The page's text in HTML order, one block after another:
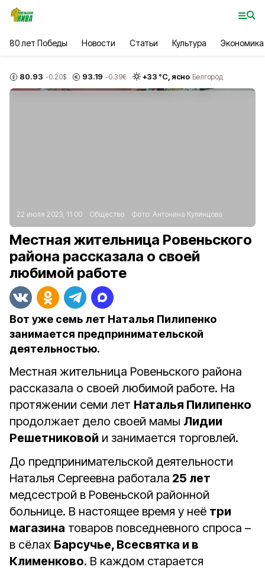
80 лет Победы Новости Статьи Культура Экономика
80.93 -0.20$ 93.19 -0.39€ +33 °С, ясно Белгород
22 июля 2023, 11:00 Общество Фото: Антонина Кулинцова
Местная жительница Ровеньского
района рассказала о своей
любимой работе
Вот уже семь лет Наталья Пилипенко
занимается предпринимательской
деятельностью.
Местная жительница Ровеньского района
рассказала о своей любимой работе. На
протяжении семи лет Наталья Пилипенко
продолжает дело своей мамы Лидии
Решетниковой и занимается торговлей.
До предпринимательской деятельности
Наталья Сергеевна работала 25 лет
медсестрой в Ровеньской районной
больнице. В настоящее время у неё три
магазина товаров повседневного спроса –
в сёлах Барсучье, Всесвятка и в
Клименково. В каждом старается